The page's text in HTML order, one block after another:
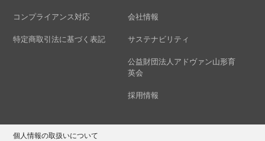
コンプライアンス対応
特定商取引法に基づく表記
会社情報
サステナビリティ
公益財団法人アドヴァン山形育
英会
採用情報
個人情報の取扱いについて